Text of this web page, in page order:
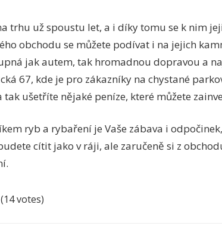
trhu už spoustu let, a i díky tomu se k nim
obchodu se můžete podívat i na jejich
jak autem, tak hromadnou dopravou a
67, kde je pro zákazníky na chystané
ušetříte nějaké peníze, které můžete
ryb a rybaření je Vaše zábava i
cítit jako v ráji, ale zaručeně si z
votes)